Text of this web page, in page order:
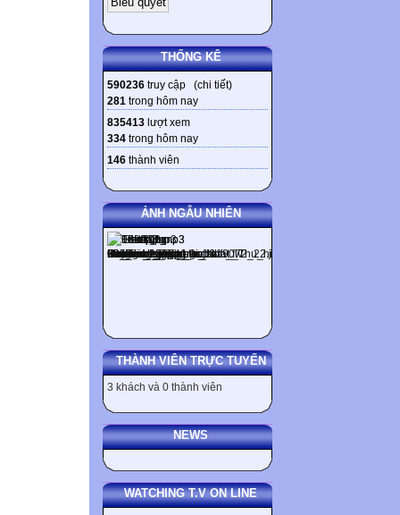
THỐNG KÊ
590236 truy cập (chi tiết)
281 trong hôm nay
835413 lượt xem
334 trong hôm nay
146 thành viên
ẢNH NGẪU NHIÊN
THÀNH VIÊN TRỰC TUYẾN
3 khách và 0 thành viên
NEWS
WATCHING T.V ON LINE